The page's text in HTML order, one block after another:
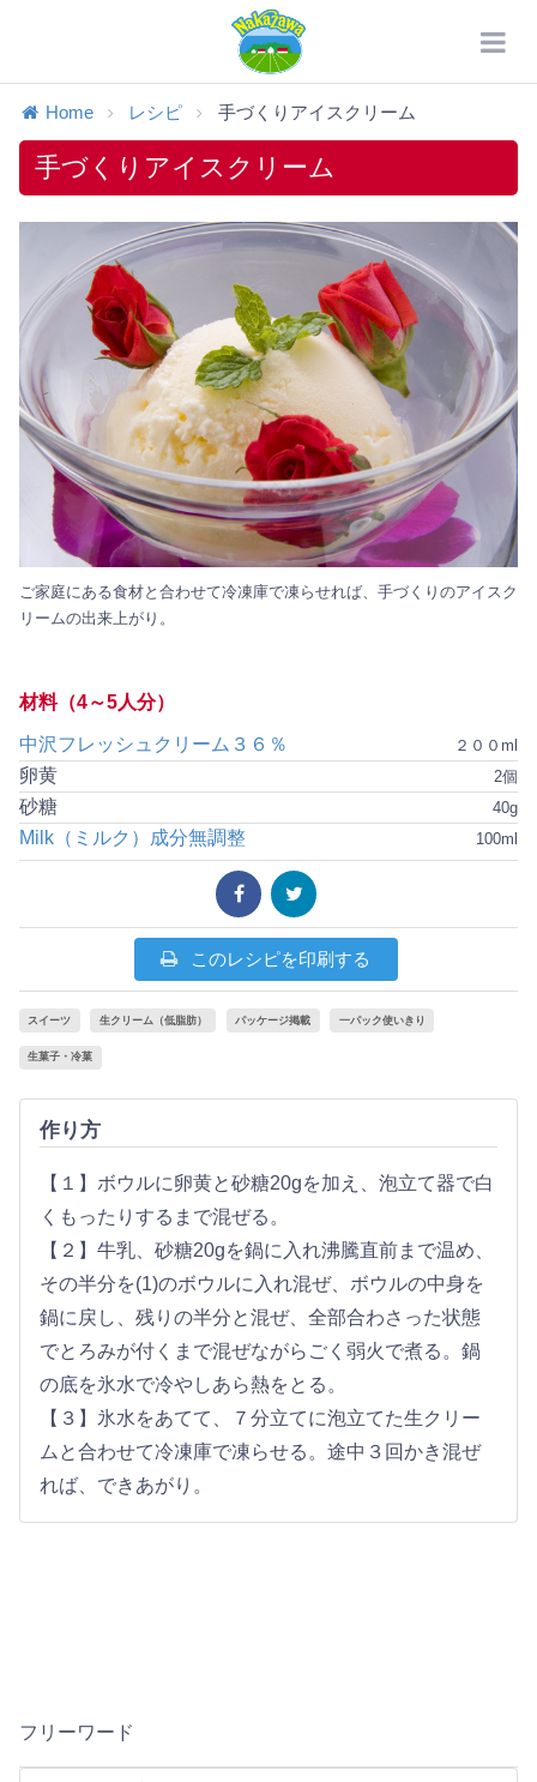
Home レシピ 手づくりアイスクリーム
手づくりアイスクリーム
ご家庭にある食材と合わせて冷凍庫で凍らせれば、手づくりのアイスク
リームの出来上がり。
材料（4～5人分）
２００ml
中沢フレッシュクリーム３６％
2個
卵黄
40g
砂糖
100ml
Milk（ミルク）成分無調整
このレシピを印刷する
スイーツ 生クリーム（低脂肪） パッケージ掲載 一パック使いきり
生菓子・冷菓
作り方
【１】ボウルに卵黄と砂糖20gを加え、泡立て器で白
くもったりするまで混ぜる。
【２】牛乳、砂糖20gを鍋に入れ沸騰直前まで温め、
その半分を(1)のボウルに入れ混ぜ、ボウルの中身を
鍋に戻し、残りの半分と混ぜ、全部合わさった状態
でとろみが付くまで混ぜながらごく弱火で煮る。鍋
の底を氷水で冷やしあら熱をとる。
【３】氷水をあてて、７分立てに泡立てた生クリー
ムと合わせて冷凍庫で凍らせる。途中３回かき混ぜ
れば、できあがり。
フリーワード